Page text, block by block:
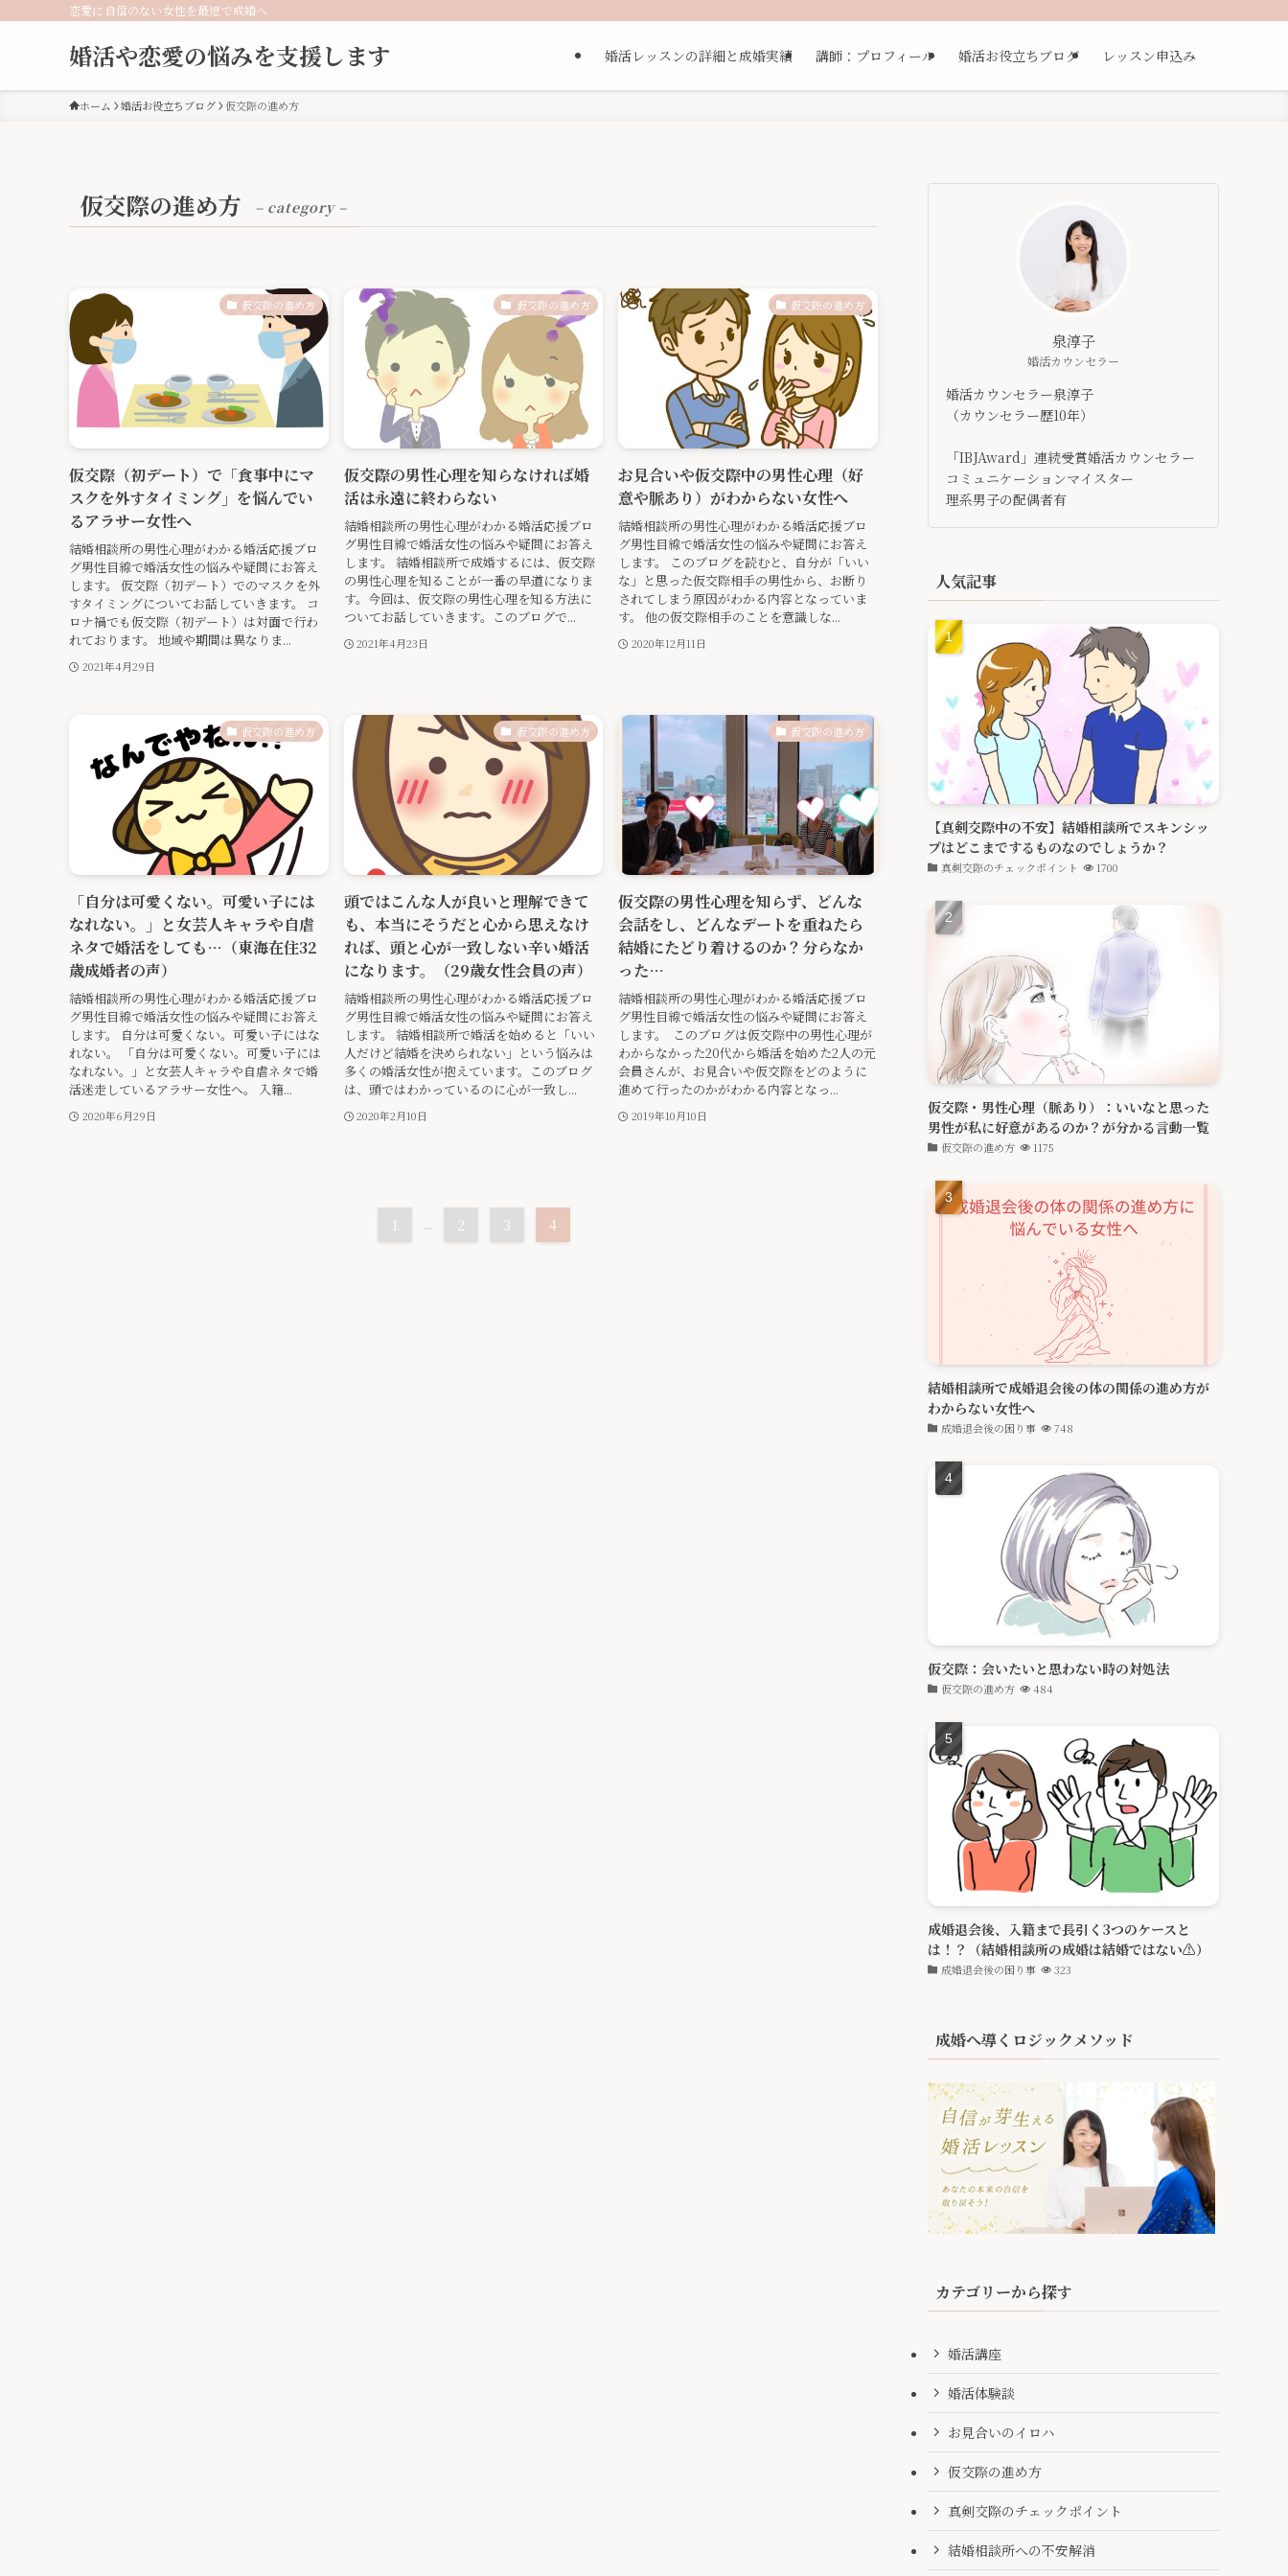
恋愛に自信のない女性を最短で成婚へ
婚活や恋愛の悩みを支援します 婚活レッスンの詳細と成婚実績 講師：プロフィール 婚活お役立ちブログ レッスン申込み
ホーム 婚活お役立ちブログ 仮交際の進め方
仮交際の進め方 – category –
仮交際の進め方
仮交際（初デート）で「食事中にマ
スクを外すタイミング」を悩んでい
るアラサー女性へ
結婚相談所の男性心理がわかる婚活応援ブロ
グ男性目線で婚活女性の悩みや疑問にお答え
します。 仮交際（初デート）でのマスクを外
すタイミングについてお話していきます。 コ
ロナ禍でも仮交際（初デート）は対面で行わ
れております。 地域や期間は異なりま...
2021年4月29日
仮交際の進め方
仮交際の男性心理を知らなければ婚
活は永遠に終わらない
結婚相談所の男性心理がわかる婚活応援ブロ
グ男性目線で婚活女性の悩みや疑問にお答え
します。 結婚相談所で成婚するには、仮交際
の男性心理を知ることが一番の早道になりま
す。今回は、仮交際の男性心理を知る方法に
ついてお話していきます。このブログで...
2021年4月23日
仮交際の進め方
お見合いや仮交際中の男性心理（好
意や脈あり）がわからない女性へ
結婚相談所の男性心理がわかる婚活応援ブロ
グ男性目線で婚活女性の悩みや疑問にお答え
します。 このブログを読むと、自分が「いい
な」と思った仮交際相手の男性から、お断り
されてしまう原因がわかる内容となっていま
す。 他の仮交際相手のことを意識しな...
2020年12月11日
仮交際の進め方
「自分は可愛くない。可愛い子には
なれない。」と女芸人キャラや自虐
ネタで婚活をしても…（東海在住32
歳成婚者の声）
結婚相談所の男性心理がわかる婚活応援ブロ
グ男性目線で婚活女性の悩みや疑問にお答え
します。 自分は可愛くない。可愛い子にはな
れない。 「自分は可愛くない。可愛い子には
なれない。」と女芸人キャラや自虐ネタで婚
活迷走しているアラサー女性へ。 入籍...
2020年6月29日
仮交際の進め方
頭ではこんな人が良いと理解できて
も、本当にそうだと心から思えなけ
れば、頭と心が一致しない辛い婚活
になります。（29歳女性会員の声）
結婚相談所の男性心理がわかる婚活応援ブロ
グ男性目線で婚活女性の悩みや疑問にお答え
します。 結婚相談所で婚活を始めると「いい
人だけど結婚を決められない」という悩みは
多くの婚活女性が抱えています。このブログ
は、頭ではわかっているのに心が一致し...
2020年2月10日
仮交際の進め方
仮交際の男性心理を知らず、どんな
会話をし、どんなデートを重ねたら
結婚にたどり着けるのか？分らなか
った…
結婚相談所の男性心理がわかる婚活応援ブロ
グ男性目線で婚活女性の悩みや疑問にお答え
します。 このブログは仮交際中の男性心理が
わからなかった20代から婚活を始めた2人の元
会員さんが、お見合いや仮交際をどのように
進めて行ったのかがわかる内容となっ...
2019年10月10日
1 ... 2 3 4
泉淳子
婚活カウンセラー
婚活カウンセラー泉淳子
（カウンセラー歴10年）
「IBJAward」連続受賞婚活カウンセラー
コミュニケーションマイスター
理系男子の配偶者有
人気記事
【真剣交際中の不安】結婚相談所でスキンシッ
プはどこまでするものなのでしょうか？
真剣交際のチェックポイント 1700
仮交際・男性心理（脈あり）：いいなと思った
男性が私に好意があるのか？が分かる言動一覧
仮交際の進め方 1175
結婚相談所で成婚退会後の体の関係の進め方が
わからない女性へ
成婚退会後の困り事 748
仮交際：会いたいと思わない時の対処法
仮交際の進め方 484
成婚退会後、入籍まで長引く3つのケースと
は！？（結婚相談所の成婚は結婚ではない⚠️）
成婚退会後の困り事 323
成婚へ導くロジックメソッド
カテゴリーから探す
婚活講座
婚活体験談
お見合いのイロハ
仮交際の進め方
真剣交際のチェックポイント
結婚相談所への不安解消